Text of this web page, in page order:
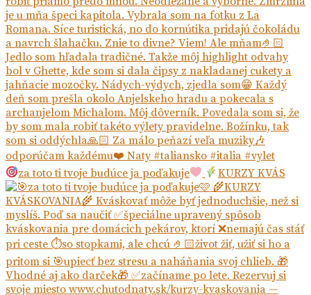
za toto ti tvoje budúce ja poďakuje KURZY KVÁS